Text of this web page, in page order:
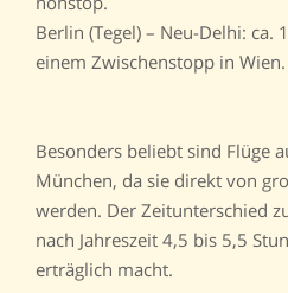
Berlin (Tegel) – Neu-Delhi: ca.
einem Zwischenstopp in Wien.
Besonders beliebt sind Flüge
München, da sie direkt von
werden. Der Zeitunterschied
nach Jahreszeit 4,5 bis 5,5
erträglich macht.